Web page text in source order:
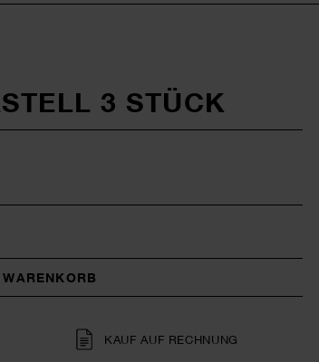
3 STÜCK
KAUF AUF RECHNUNG